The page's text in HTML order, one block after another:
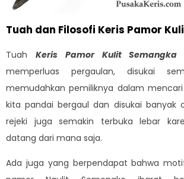
Tuah dan Filosofi Keris Pamor
Tuah Keris Pamor Kulit Semangka
memperluas pergaulan, disukai
memudahkan pemiliknya dalam mencari
kita pandai bergaul dan disukai banyak
rejeki juga semakin terbuka lebar
datang dari mana saja.
Ada juga yang berpendapat bahwa